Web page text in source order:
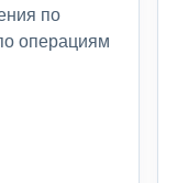
по
операциям